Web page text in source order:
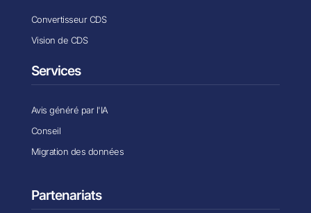
Convertisseur CDS
Vision de CDS
Services
Avis généré par l'IA
Conseil
Migration des données
Partenariats